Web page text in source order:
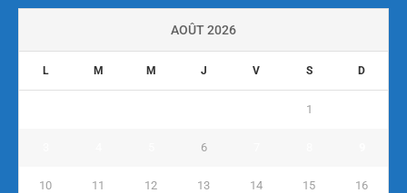
AOÛT 2026
L M M J V S D
1
6
10 11 12 13 14 15 16